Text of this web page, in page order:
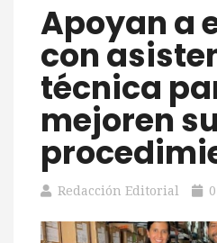
Apoyan a
con
técnica
mejoren
Redacción Editorial